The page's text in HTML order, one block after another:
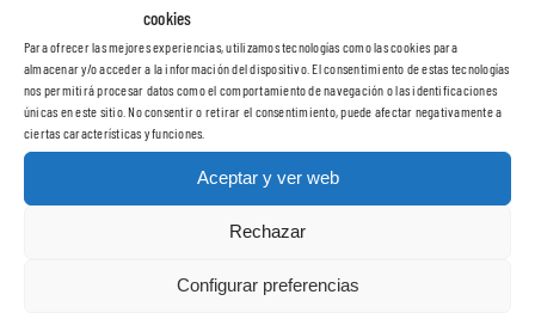
cookies
Para ofrecer las mejores experiencias, utilizamos tecnologías como las cookies para
almacenar y/o acceder a la información del dispositivo. El consentimiento de estas tecnologías
nos permitirá procesar datos como el comportamiento de navegación o las identificaciones
únicas en este sitio. No consentir o retirar el consentimiento, puede afectar negativamente a
ciertas características y funciones.
Aceptar y ver web
Rechazar
Configurar preferencias